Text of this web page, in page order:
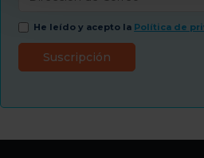
He leído y acepto la Política de